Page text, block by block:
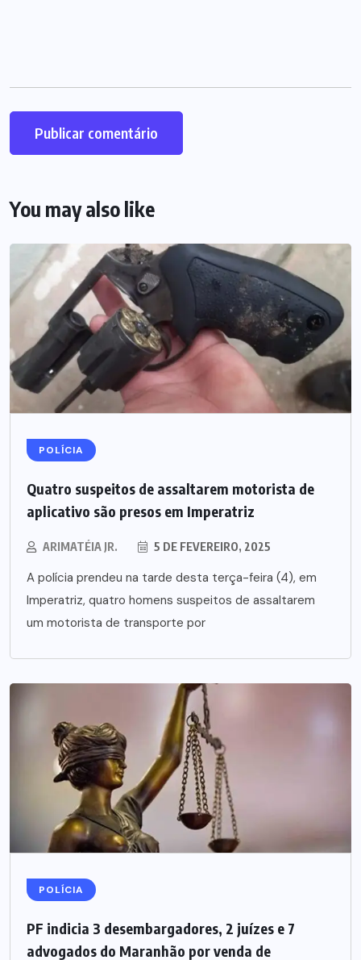
You may also like
POLÍCIA
Quatro suspeitos de assaltarem motorista de
aplicativo são presos em Imperatriz
ARIMATÉIA JR. 5 DE FEVEREIRO, 2025
A polícia prendeu na tarde desta terça-feira (4), em
Imperatriz, quatro homens suspeitos de assaltarem
um motorista de transporte por
POLÍCIA
PF indicia 3 desembargadores, 2 juízes e 7
advogados do Maranhão por venda de